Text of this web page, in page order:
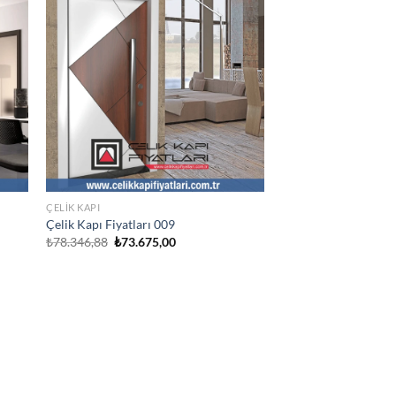
ÇELIK KAPI
Çelik Kapı Fiyatları 009
₺78.346,88 Orijinal
₺73.675,00Şu